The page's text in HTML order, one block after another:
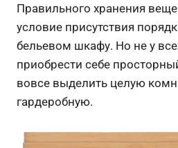
Правильного хранения
условие присутствия
бельевом шкафу. Но не у
приобрести себе
вовсе выделить целую
гардеробную.